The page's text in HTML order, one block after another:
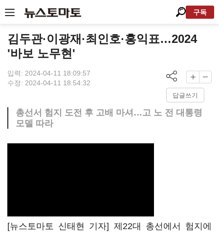
구독
김두관·이광재·최인호·홍익표…2024
'바보 노무현'
입력: 2024-04-11 18:09:57
수정: 2024-04-11 18:54:32
답글쓰기
총선서 험지 도전 후 고배 마셔…고 노 전 대통령
모델 따라
[뉴스토마토 신태현 기자] 제22대 총선에서 험지에